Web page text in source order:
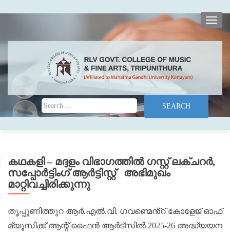
Search for:
കഥകളി – മദ്ദളം വിഭാഗത്തിൽ ഗസ്റ്റ് ലക്‌ചറർ,
സപ്പോർട്ടിംഗ് ആർട്ടിസ്റ്റ് അഭിമുഖം
മാറ്റിവച്ചിരിക്കുന്നു
തൃപ്പൂണിത്തുറ ആർ.എൽ.വി. ഗവണ്മെൻ്റ് കോളേജ് ഓഫ്
മ്യൂസിക്ക് ആന്റ് ഫൈൻ ആർട്സിൽ 2025-26 അദ്ധ്യയന